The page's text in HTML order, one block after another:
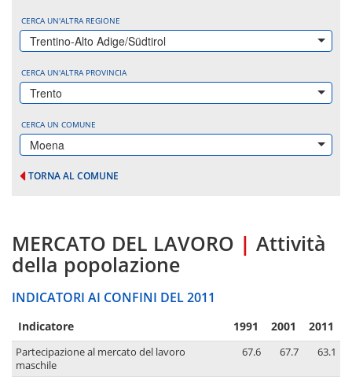
CERCA UN'ALTRA REGIONE
Trentino-Alto Adige/Südtirol
CERCA UN'ALTRA PROVINCIA
Trento
CERCA UN COMUNE
Moena
TORNA AL COMUNE
MERCATO DEL LAVORO | Attività
della popolazione
INDICATORI AI CONFINI DEL 2011
Indicatore 1991 2001 2011
Partecipazione al mercato del lavoro
maschile
67.6 67.7 63.1